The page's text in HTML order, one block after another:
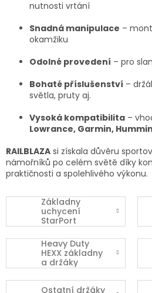
nutnosti vrtání
Snadná manipulace –
okamžiku
Odolné provedení – pro
Bohaté příslušenství –
světla, pruty aj.
Vysoká kompatibilita –
Lowrance, Garmin,
RAILBLAZA si získala důvěru
námořníků po celém světě díky
praktičnosti a spolehlivého výkonu.
Základny
uchycení
StarPort
Heavy Duty
HEXX základny
a držáky
Ostatní držáky